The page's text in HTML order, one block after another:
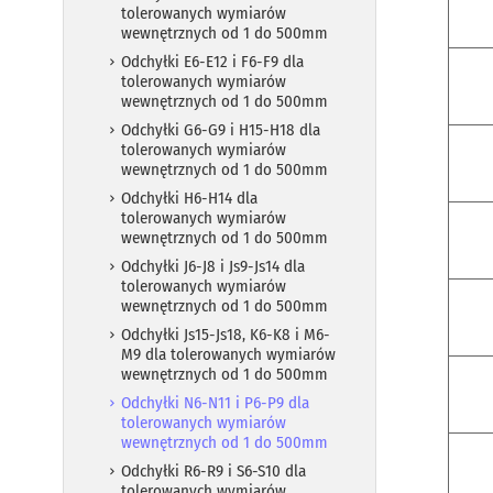
tolerowanych wymiarów
wewnętrznych od 1 do 500mm
Odchyłki E6-E12 i F6-F9 dla
tolerowanych wymiarów
wewnętrznych od 1 do 500mm
Odchyłki G6-G9 i H15-H18 dla
tolerowanych wymiarów
wewnętrznych od 1 do 500mm
Odchyłki H6-H14 dla
tolerowanych wymiarów
wewnętrznych od 1 do 500mm
Odchyłki J6-J8 i Js9-Js14 dla
tolerowanych wymiarów
wewnętrznych od 1 do 500mm
Odchyłki Js15-Js18, K6-K8 i M6-
M9 dla tolerowanych wymiarów
wewnętrznych od 1 do 500mm
Odchyłki N6-N11 i P6-P9 dla
tolerowanych wymiarów
wewnętrznych od 1 do 500mm
Odchyłki R6-R9 i S6-S10 dla